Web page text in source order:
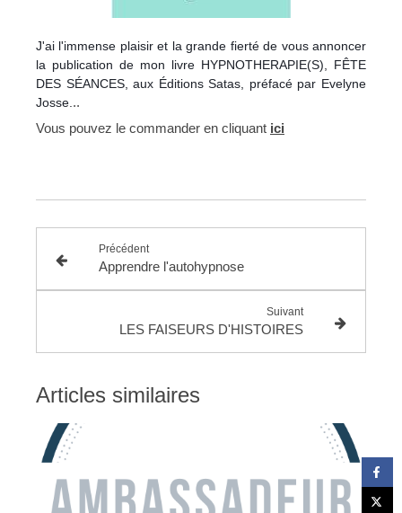
J'ai l'immense plaisir et la grande fierté de vous annoncer
la publication de mon livre HYPNOTHERAPIE(S), FÊTE
DES SÉANCES, aux Éditions Satas, préfacé par Evelyne
Josse. ..
Vous pouvez le commander en cliquant ici
Précédent
Apprendre l'autohypnose
Suivant
LES FAISEURS D'HISTOIRES
Articles similaires